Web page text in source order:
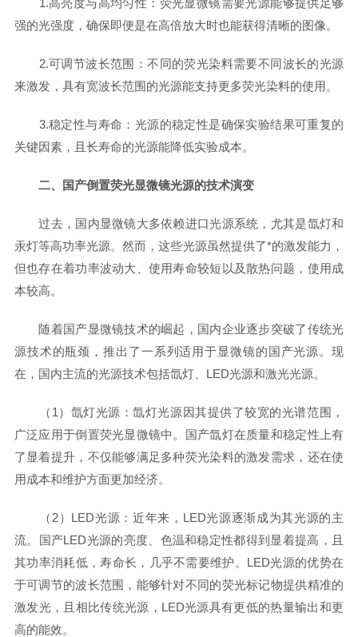
1.高亮度与高均匀性：荧光显微镜需要光源能够提供足够
强的光强度，确保即便是在高倍放大时也能获得清晰的图像。
2.可调节波长范围：不同的荧光染料需要不同波长的光源
来激发，具有宽波长范围的光源能支持更多荧光染料的使用。
3.稳定性与寿命：光源的稳定性是确保实验结果可重复的
关键因素，且长寿命的光源能降低实验成本。
二、国产倒置荧光显微镜光源的技术演变
过去，国内显微镜大多依赖进口光源系统，尤其是氙灯和
汞灯等高功率光源。然而，这些光源虽然提供了*的激发能力，
但也存在着功率波动大、使用寿命较短以及散热问题，使用成
本较高。
随着国产显微镜技术的崛起，国内企业逐步突破了传统光
源技术的瓶颈，推出了一系列适用于显微镜的国产光源。现
在，国内主流的光源技术包括氙灯、LED光源和激光光源。
（1）氙灯光源：氙灯光源因其提供了较宽的光谱范围，
广泛应用于倒置荧光显微镜中。国产氙灯在质量和稳定性上有
了显着提升，不仅能够满足多种荧光染料的激发需求，还在使
用成本和维护方面更加经济。
（2）LED光源：近年来，LED光源逐渐成为其光源的主
流。国产LED光源的亮度、色温和稳定性都得到显着提高，且
其功率消耗低，寿命长，几乎不需要维护。LED光源的优势在
于可调节的波长范围，能够针对不同的荧光标记物提供精准的
激发光，且相比传统光源，LED光源具有更低的热量输出和更
高的能效。